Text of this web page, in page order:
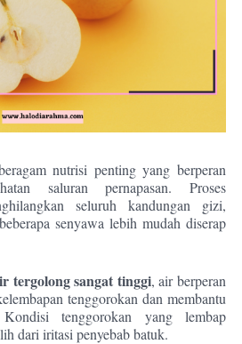
nutrisi penting yang berperan
saluran pernapasan. Proses
seluruh kandungan gizi,
senyawa lebih mudah diserap
tergolong sangat tinggi, air berperan
tenggorokan dan membantu
Kondisi tenggorokan yang lembap
dari iritasi penyebab batuk.